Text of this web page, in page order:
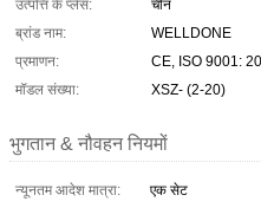
उत्पत्ति के प्लेस:
चीन
ब्रांड नाम:
WELLDONE
प्रमाणन:
CE, ISO 9001:
मॉडल संख्या:
XSZ- (2-20)
भुगतान & नौवहन नियमों
न्यूनतम आदेश मात्रा:
एक सेट